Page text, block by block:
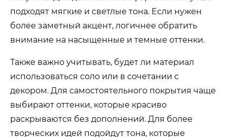
подходят мягкие и светлые тона. Если нужен
более заметный акцент, логичнее обратить
внимание на насыщенные и темные оттенки.
Также важно учитывать, будет ли материал
использоваться соло или в сочетании с
декором. Для самостоятельного покрытия чаще
выбирают оттенки, которые красиво
раскрываются без дополнений. Для более
творческих идей подойдут тона, которые